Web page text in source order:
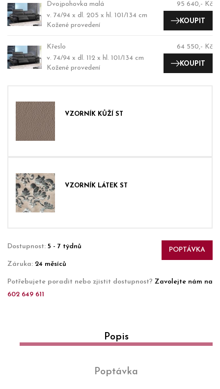
Dvojpohovka malá
v. 74/94 x dl. 205 x hl. 101/134 cm
Kožené provedení
95 640,- Kč
KOUPIT
Křeslo
v. 74/94 x dl. 112 x hl. 101/134 cm
Kožené provedení
64 550,- Kč
KOUPIT
VZORNÍK KŮŽÍ ST
VZORNÍK LÁTEK ST
POPTÁVKA
Dostupnost: 5 - 7 týdnů
Záruka: 24 měsíců
Potřebujete poradit nebo zjistit dostupnost? Zavolejte nám na
602 649 611
Popis
Poptávka